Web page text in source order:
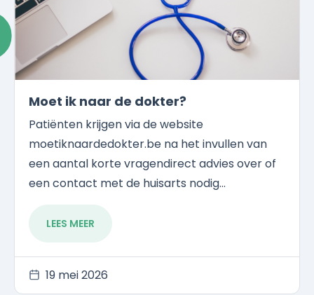
Moet ik naar de dokter?
Patiënten krijgen via de website
moetiknaardedokter.be na het invullen van
een aantal korte vragendirect advies over of
een contact met de huisarts nodig...
LEES MEER
19 mei 2026